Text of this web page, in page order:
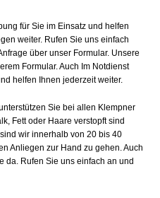
für Sie im Einsatz und helfen
weiter. Rufen Sie uns einfach
über unser Formular. Unsere
Formular. Auch Im Notdienst
helfen Ihnen jederzeit weiter.
Sie bei allen Klempner
Fett oder Haare verstopft sind
wir innerhalb von 20 bis 40
Anliegen zur Hand zu gehen. Auch
da. Rufen Sie uns einfach an und